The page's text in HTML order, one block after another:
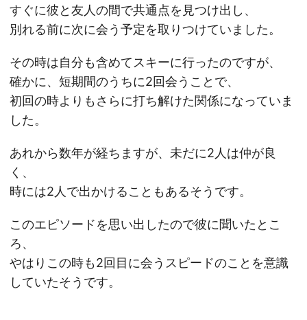
すぐに彼と友人の間で共通点を見つけ出し、
別れる前に次に会う予定を取りつけていました。
その時は自分も含めてスキーに行ったのですが、
確かに、短期間のうちに2回会うことで、
初回の時よりもさらに打ち解けた関係になっていま
した。
あれから数年が経ちますが、未だに2人は仲が良
く、
時には2人で出かけることもあるそうです。
このエピソードを思い出したので彼に聞いたとこ
ろ、
やはりこの時も2回目に会うスピードのことを意識
していたそうです。